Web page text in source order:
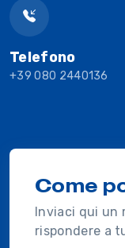
Telefono
+39 080 2440136
Come
Inviaci qui un
rispondere a